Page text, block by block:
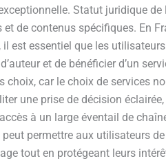
Statut juridique de
de contenus spécifiques. En
est essentiel que les
et de bénéficier d’un
car le choix de services
une prise de décision
à un large éventail de
permettre aux utilisateurs
tout en protégeant leurs